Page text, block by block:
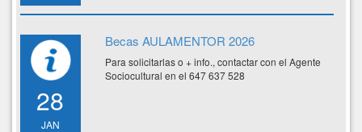
28
JAN
Becas AULAMENTOR 2026
Para solicitarlas o + info., contactar con el Agente
Sociocultural en el 647 637 528